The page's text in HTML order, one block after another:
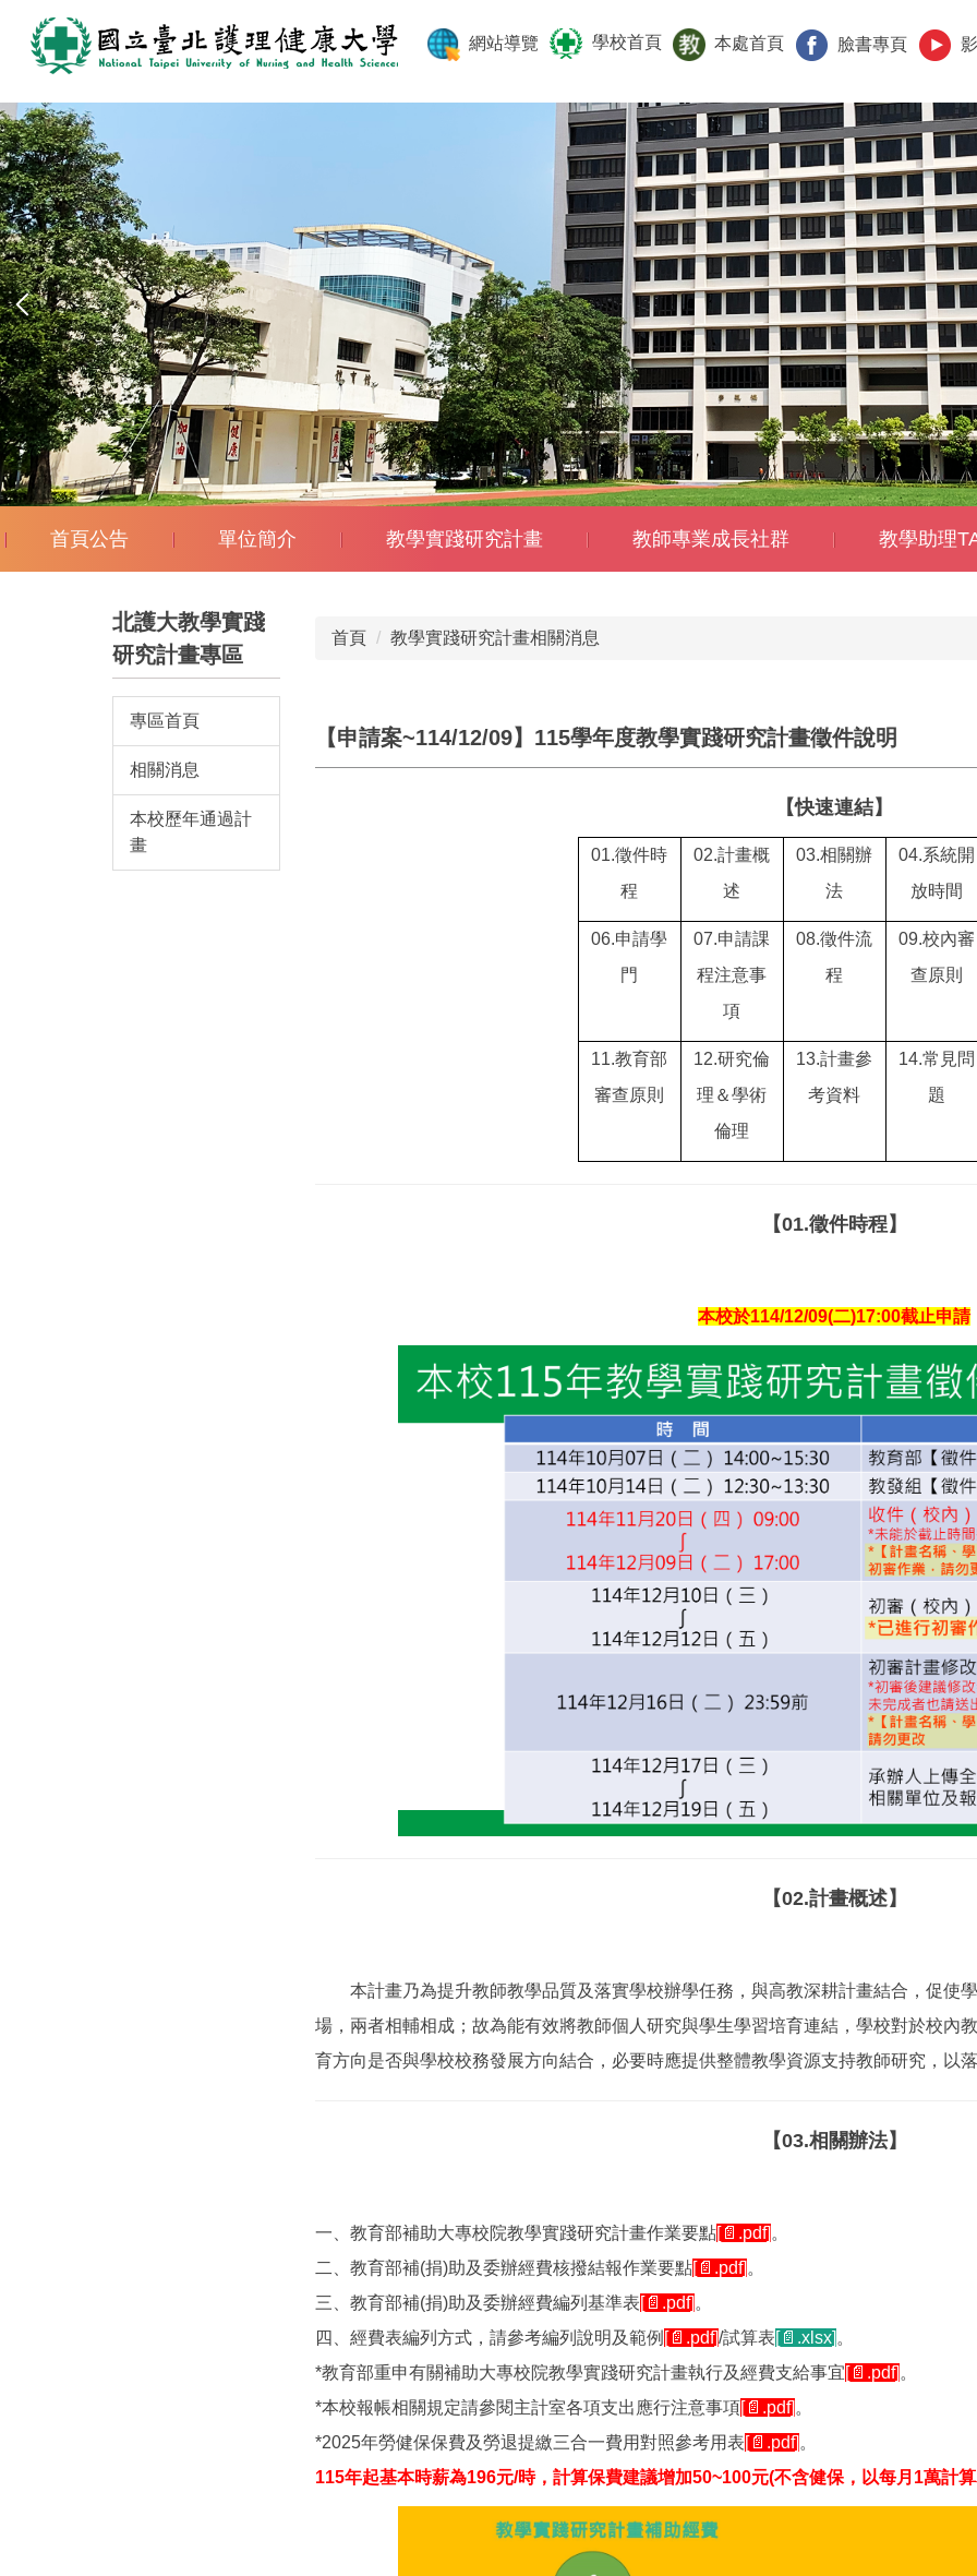
內
容
區
網站導覽 學校首頁 本處首頁 臉書專頁
首頁公告 單位簡介 教學實踐研究計畫 教師專業成長社群 教學助理
北護大教學實踐
研究計畫專區
專區首頁
相關消息
本校歷年通過計
畫
首頁 教學實踐研究計畫相關消息
【申請案~114/12/09】115學年度教學實踐研究計畫徵件說明
【快速連結】
01.徵件時
程
02.計畫概
述
03.相關辦
法
04.系統開
放時間
06.申請學
門
07.申請課
程注意事
項
08.徵件流
程
09.校內審
查原則
11.教育部
審查原則
12.研究倫
理＆學術
倫理
13.計畫參
考資料
14.常見問
題
【01.徵件時程】
本校於114/12/09(二)17:00截止申請
【02.計畫概述】
本計畫乃為提升教師教學品質及落實學校辦學任務，與高教深耕計畫結合，促使
場，兩者相輔相成；故為能有效將教師個人研究與學生學習培育連結，學校對於校內
育方向是否與學校校務發展方向結合，必要時應提供整體教學資源支持教師研究，以
【03.相關辦法】
一、教育部補助大專校院教學實踐研究計畫作業要點[📄.pdf] 。
二、教育部補(捐)助及委辦經費核撥結報作業要點[📄.pdf] 。
三、教育部補(捐)助及委辦經費編列基準表[📄.pdf] 。
四、經費表編列方式，請參考編列說明及範例 [📄.pdf]/試算表[📄.xlsx] 。
*教育部重申有關補助大專校院教學實踐研究計畫執行及經費支給事宜[📄.pdf] 。
*本校報帳相關規定請參閱主計室各項支出應行注意事項[📄.pdf] 。
*2025年勞健保保費及勞退提繳三合一費用對照參考用表[📄.pdf] 。
115年起基本時薪為196元/時，計算保費建議增加50~100元(不含健保，以每月1萬計